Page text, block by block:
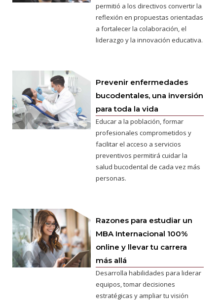
permitió a los directivos convertir la
reflexión en propuestas orientadas
a fortalecer la colaboración, el
liderazgo y la innovación educativa.
Prevenir enfermedades
bucodentales, una inversión
para toda la vida
Educar a la población, formar
profesionales comprometidos y
facilitar el acceso a servicios
preventivos permitirá cuidar la
salud bucodental de cada vez más
personas.
Razones para estudiar un
MBA Internacional 100%
online y llevar tu carrera
más allá
Desarrolla habilidades para liderar
equipos, tomar decisiones
estratégicas y ampliar tu visión